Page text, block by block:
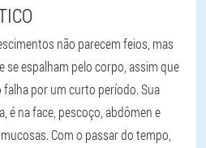
não parecem feios, mas
se espalham pelo corpo, assim que
por um curto período. Sua
é na face, pescoço, abdômen e
Com o passar do tempo,